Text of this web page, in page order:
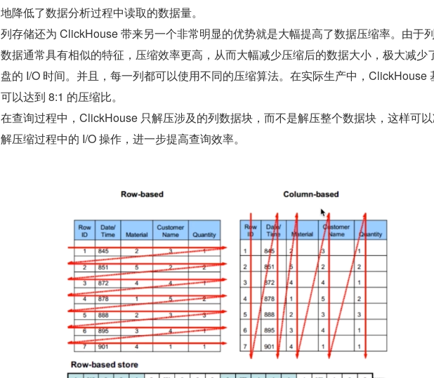
地降低了数据分析过程中读取的数据量。
列存储还为 ClickHouse 带来另一个非常明显的优势就是大幅提高了数据压缩率。由于
数据通常具有相似的特征，压缩效率更高，从而大幅减少压缩后的数据大小，极大减少
盘的 I/O 时间。并且，每一列都可以使用不同的压缩算法。在实际生产中，ClickHouse
可以达到 8:1 的压缩比。
在查询过程中，ClickHouse 只解压涉及的列数据块，而不是解压整个数据块，这样可
解压缩过程中的 I/O 操作，进一步提高查询效率。